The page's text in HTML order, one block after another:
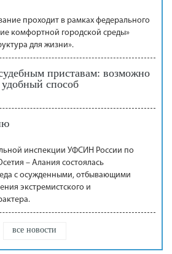
проходит в рамках федерального
комфортной городской среды»
для жизни».
приставам: возможно
способ
инспекции УФСИН России по
– Алания состоялась
с осужденными, отбывающими
экстремистского и
все новости